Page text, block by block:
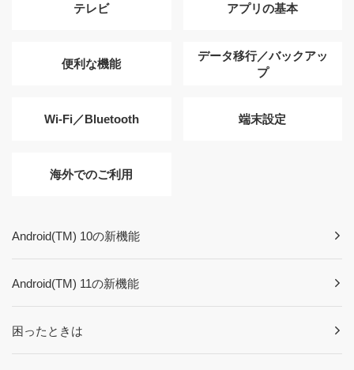
テレビ アプリの基本
便利な機能
データ移行／バックアッ
プ
Wi-Fi／Bluetooth 端末設定
海外でのご利用
Android(TM) 10の新機能
Android(TM) 11の新機能
困ったときは